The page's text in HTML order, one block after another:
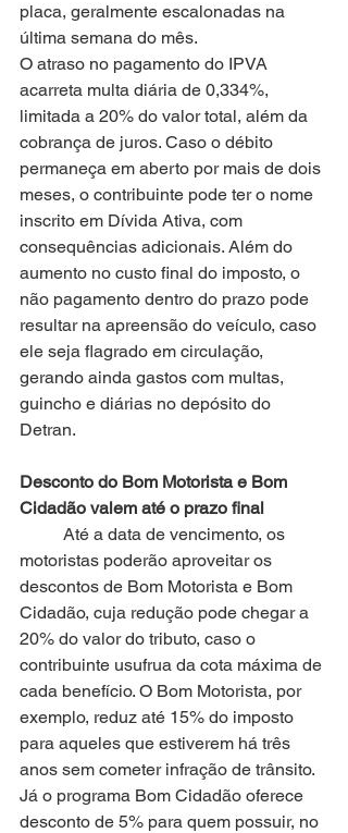
placa, geralmente escalonadas na
última semana do mês.
O atraso no pagamento do IPVA
acarreta multa diária de 0,334%,
limitada a 20% do valor total, além da
cobrança de juros. Caso o débito
permaneça em aberto por mais de dois
meses, o contribuinte pode ter o nome
inscrito em Dívida Ativa, com
consequências adicionais. Além do
aumento no custo final do imposto, o
não pagamento dentro do prazo pode
resultar na apreensão do veículo, caso
ele seja flagrado em circulação,
gerando ainda gastos com multas,
guincho e diárias no depósito do
Detran.
Desconto do Bom Motorista e Bom
Cidadão valem até o prazo final
motoristas poderão aproveitar os
descontos de Bom Motorista e Bom
Cidadão, cuja redução pode chegar a
20% do valor do tributo, caso o
contribuinte usufrua da cota máxima de
cada benefício. O Bom Motorista, por
exemplo, reduz até 15% do imposto
para aqueles que estiverem há três
anos sem cometer infração de trânsito.
Já o programa Bom Cidadão oferece
desconto de 5% para quem possuir, no